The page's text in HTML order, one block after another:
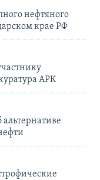
нефтяного
крае РФ
АРК